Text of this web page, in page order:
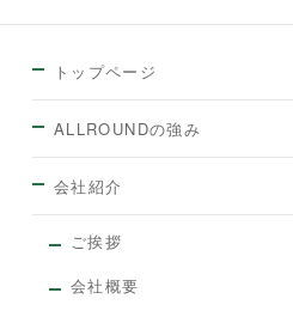
トップページ
ALLROUNDの強み
会社紹介
ご挨拶
会社概要